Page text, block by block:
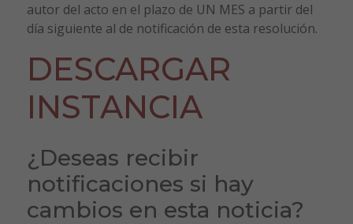
autor del acto en el plazo de UN MES a partir del
día siguiente al de notificación de esta resolución.
DESCARGAR
INSTANCIA
¿Deseas recibir
notificaciones si hay
cambios en esta noticia?